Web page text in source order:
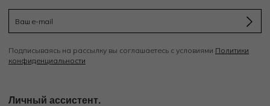
Подписываясь на рассылку вы соглашаетесь с условиями Политики
конфиденциальности
Личный ассистент.